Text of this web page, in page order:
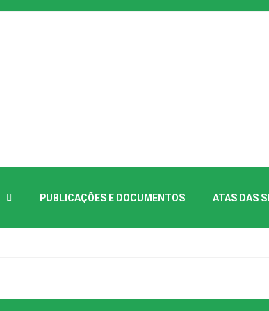
PUBLICAÇÕES E DOCUMENTOS ATAS DAS